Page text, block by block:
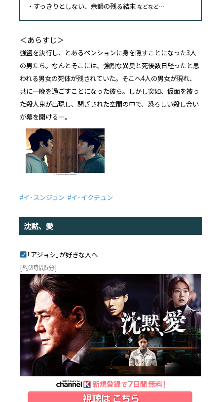
・すっきりとしない、余韻の残る結末 などなど…
＜あらすじ＞
強盗を決行し、とあるペンションに身を隠すことになった3人
の男たち。なんとそこには、強烈な異臭と死後数日経ったと思
われる男女の死体が残されていた。そこへ4人の男女が現れ、
共に一晩を過ごすことになった彼ら。しかし突如、仮面を被っ
た殺人鬼が出現し、閉ざされた空間の中で、恐ろしい殺し合い
が幕を開ける―。
#イ･スンジュン #イ･イクチュン
沈黙、愛
｢アジョシ｣が好きな人へ
[約2時間5分]